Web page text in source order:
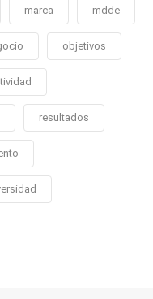
marca mdde
objetivos
resultados